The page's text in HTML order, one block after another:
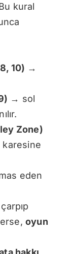
kural
10) →
→ sol
Zone)
karesine
eden
oyun